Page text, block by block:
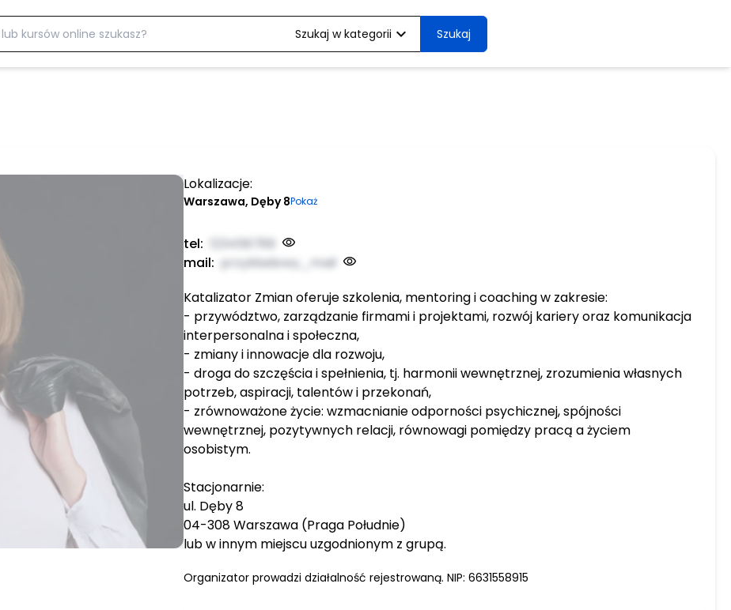
Szukaj w kategorii expand_more Szukaj
Lokalizacje:
Warszawa, Dęby 8Pokaż
tel:
123456789
mail: przykładowy_mail
Katalizator Zmian oferuje szkolenia, mentoring i coaching w zakresie:
- przywództwo, zarządzanie firmami i projektami, rozwój kariery oraz komunikacja
interpersonalna i społeczna,
- zmiany i innowacje dla rozwoju,
- droga do szczęścia i spełnienia, tj. harmonii wewnętrznej, zrozumienia własnych
potrzeb, aspiracji, talentów i przekonań,
- zrównoważone życie: wzmacnianie odporności psychicznej, spójności
wewnętrznej, pozytywnych relacji, równowagi pomiędzy pracą a życiem
osobistym.
Stacjonarnie:
ul. Dęby 8
04-308 Warszawa (Praga Południe)
lub w innym miejscu uzgodnionym z grupą.
Organizator prowadzi działalność rejestrowaną. NIP: 6631558915